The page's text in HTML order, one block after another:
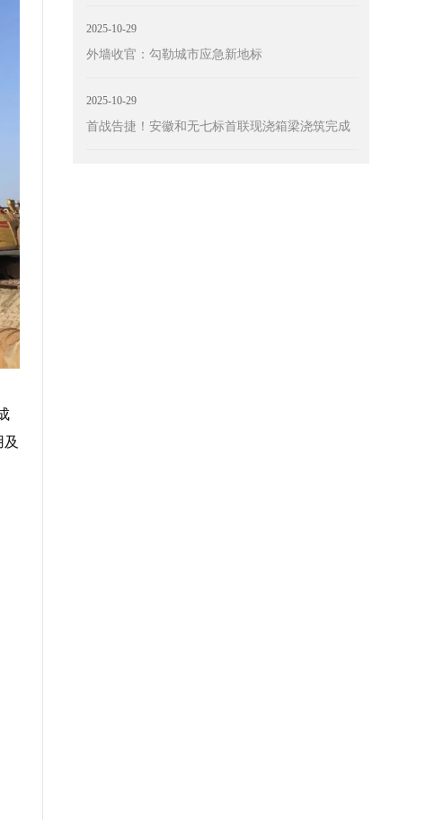
2025-10-29
外墙收官：勾勒城市应急新地标
2025-10-29
首战告捷！安徽和无七标首联现浇箱梁浇筑完成